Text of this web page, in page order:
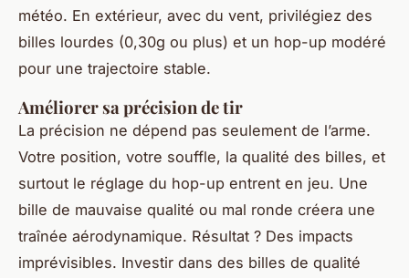
météo. En extérieur, avec du vent, privilégiez des
billes lourdes (0,30g ou plus) et un hop-up modéré
pour une trajectoire stable.
Améliorer sa précision de tir
La précision ne dépend pas seulement de l’arme.
Votre position, votre souffle, la qualité des billes, et
surtout le réglage du hop-up entrent en jeu. Une
bille de mauvaise qualité ou mal ronde créera une
traînée aérodynamique. Résultat ? Des impacts
imprévisibles. Investir dans des billes de qualité